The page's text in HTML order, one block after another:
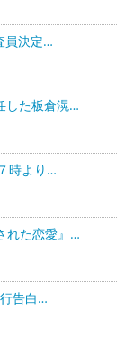
員決定…
した板倉滉…
時より…
れた恋愛』…
告白…